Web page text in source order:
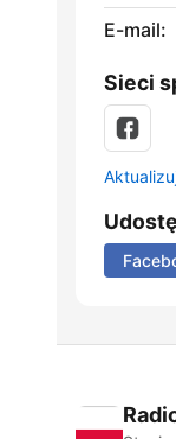
E-mail:
Sieci